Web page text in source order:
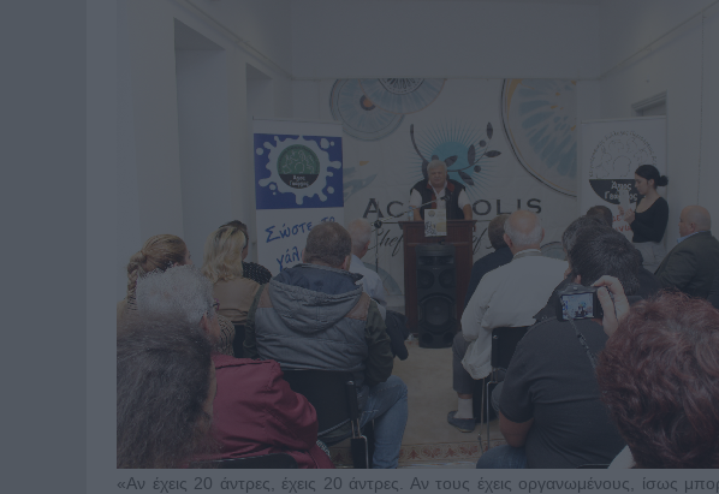
«Αν έχεις 20 άντρες, έχεις 20 άντρες. Αν τους έχεις οργανωμένους, ίσως